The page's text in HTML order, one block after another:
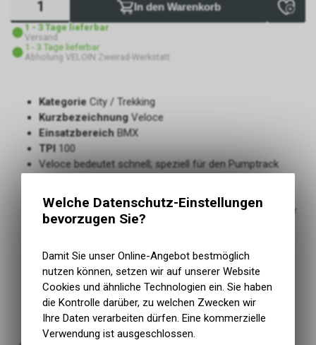
In den Warenkorb
1 - 3 Tage lieferbar
Versand
1 - 3 Tage lieferbar
Abholung VELOIN Zweirad-Werkstatt
KategorieCity / Trekking
Kurzbezeichnung Veloce
Einsatzbereich BMX
TPI 100
Veloce bedeutet schnell; speziell für den Pumptrack
Die schnell rollende, glatte Mitte geht nahtlos in eine
Reihe von Lamellen unterschiedlicher Breite über, die für
eine sichere Kurvenkontrolle sorgen
Geschwindigkeit und Haftung ohne Kompromisse.
Entwickelt, um die absolut schnellste Möglichkeit von
Punkt A nach Punkt B zu bieten
Geschmeidiges Gefühl und zuverlässige
Nylonkonstruktion
Welche Datenschutz-Einstellungen
bevorzugen Sie?
Damit Sie unser Online-Angebot bestmöglich
nutzen können, setzen wir auf unserer Website
Cookies und ähnliche Technologien ein. Sie haben
die Kontrolle darüber, zu welchen Zwecken wir
Ihre Daten verarbeiten dürfen. Eine kommerzielle
Verwendung ist ausgeschlossen.